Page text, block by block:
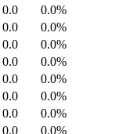
0.0
0.0%
0.0
0.0%
0.0
0.0%
0.0
0.0%
0.0
0.0%
0.0
0.0%
0.0
0.0%
0.0
0.0%